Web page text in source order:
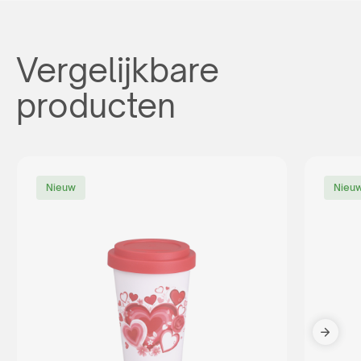
Vergelijkbare
producten
Nieuw